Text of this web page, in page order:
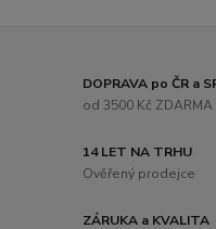
DOPRAVA po ČR a
od 3500 Kč ZDARMA
14 LET NA TRHU
Ověřený prodejce
ZÁRUKA a KVALITA